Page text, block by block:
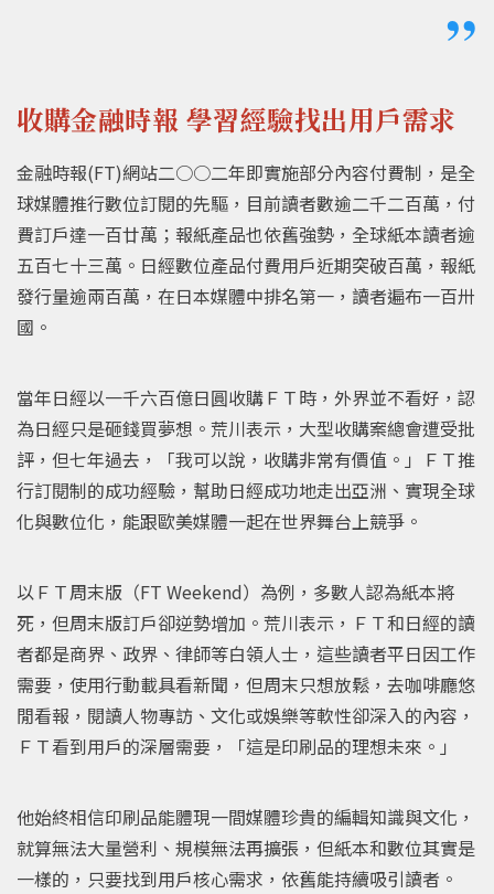
收購金融時報 學習經驗找出用戶需求
金融時報(FT)網站二○○二年即實施部分內容付費制，是全
球媒體推行數位訂閱的先驅，目前讀者數逾二千二百萬，付
費訂戶達一百廿萬；報紙產品也依舊強勢，全球紙本讀者逾
五百七十三萬。日經數位產品付費用戶近期突破百萬，報紙
發行量逾兩百萬，在日本媒體中排名第一，讀者遍布一百卅
國。
當年日經以一千六百億日圓收購ＦＴ時，外界並不看好，認
為日經只是砸錢買夢想。荒川表示，大型收購案總會遭受批
評，但七年過去，「我可以說，收購非常有價值。」ＦＴ推
行訂閱制的成功經驗，幫助日經成功地走出亞洲、實現全球
化與數位化，能跟歐美媒體一起在世界舞台上競爭。
以ＦＴ周末版（FT Weekend）為例，多數人認為紙本將
死，但周末版訂戶卻逆勢增加。荒川表示，ＦＴ和日經的讀
者都是商界、政界、律師等白領人士，這些讀者平日因工作
需要，使用行動載具看新聞，但周末只想放鬆，去咖啡廳悠
閒看報，閱讀人物專訪、文化或娛樂等軟性卻深入的內容，
ＦＴ看到用戶的深層需要，「這是印刷品的理想未來。」
他始終相信印刷品能體現一間媒體珍貴的編輯知識與文化，
就算無法大量營利、規模無法再擴張，但紙本和數位其實是
一樣的，只要找到用戶核心需求，依舊能持續吸引讀者。